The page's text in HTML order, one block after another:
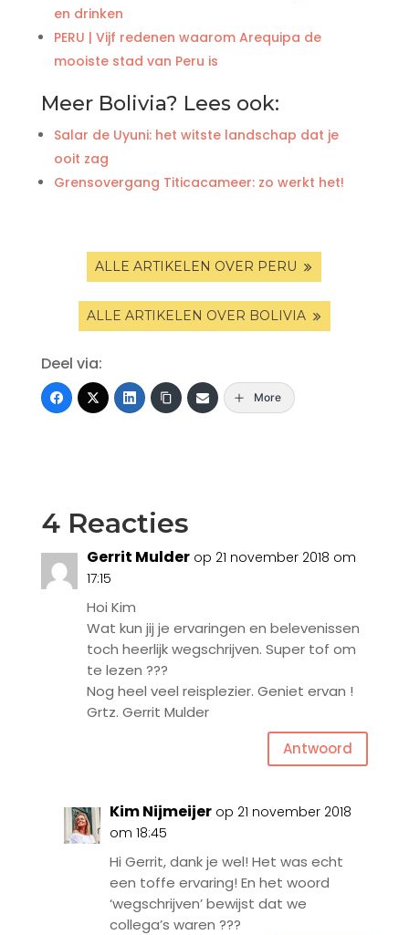
en drinken
PERU | Vijf redenen waarom Arequipa de
mooiste stad van Peru is
Meer Bolivia? Lees ook:
Salar de Uyuni: het witste landschap dat je
ooit zag
Grensovergang Titicacameer: zo werkt het!
ALLE ARTIKELEN OVER PERU
ALLE ARTIKELEN OVER BOLIVIA
Deel via:
More
4 Reacties
Gerrit Mulder op 21 november 2018 om
17:15
Hoi Kim
Wat kun jij je ervaringen en belevenissen
toch heerlijk wegschrijven. Super tof om
te lezen ???
Nog heel veel reisplezier. Geniet ervan !
Grtz. Gerrit Mulder
Antwoord
Kim Nijmeijer op 21 november 2018
om 18:45
Hi Gerrit, dank je wel! Het was echt
een toffe ervaring! En het woord
‘wegschrijven’ bewijst dat we
collega’s waren ???